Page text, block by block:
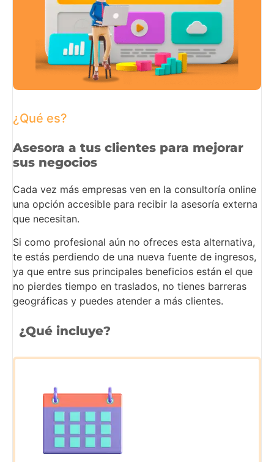
¿Qué es?
Asesora a tus clientes para mejorar
sus negocios
Cada vez más empresas ven en la consultoría online
una opción accesible para recibir la asesoría externa
que necesitan.
Si como profesional aún no ofreces esta alternativa,
te estás perdiendo de una nueva fuente de ingresos,
ya que entre sus principales beneficios están el que
no pierdes tiempo en traslados, no tienes barreras
geográficas y puedes atender a más clientes.
¿Qué incluye?